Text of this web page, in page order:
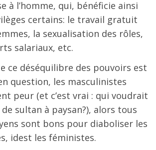
à l’homme, qui, bénéficie ainsi
certains: le travail gratuit
la sexualisation des rôles,
salariaux, etc.
ce déséquilibre des pouvoirs est
question, les masculinistes
peur (et c’est vrai : qui voudrait
sultan à paysan?), alors tous
sont bons pour diaboliser les
idest les féministes.